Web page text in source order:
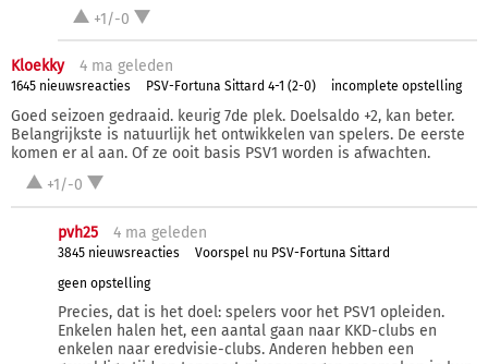
+1/-0
Kloekky 4 ma geleden
1645 nieuwsreacties PSV-Fortuna Sittard 4-1 (2-0) incomplete opstelling
Goed seizoen gedraaid. keurig 7de plek. Doelsaldo +2, kan beter.
Belangrijkste is natuurlijk het ontwikkelen van spelers. De eerste
komen er al aan. Of ze ooit basis PSV1 worden is afwachten.
+1/-0
pvh25 4 ma geleden
3845 nieuwsreacties
Voorspel nu PSV-Fortuna Sittard
geen opstelling
Precies, dat is het doel: spelers voor het PSV1 opleiden.
Enkelen halen het, een aantal gaan naar KKD-clubs en
enkelen naar eredvisie-clubs. Anderen hebben een